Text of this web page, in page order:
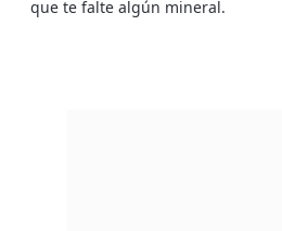
que te falte algún mineral.